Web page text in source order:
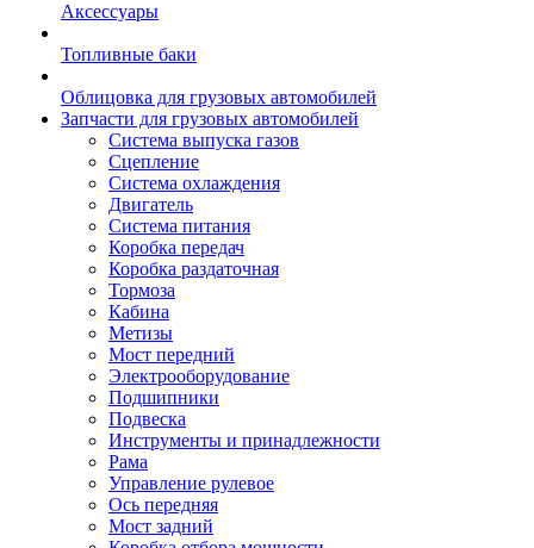
Аксессуары
Топливные баки
Облицовка для грузовых автомобилей
Запчасти для грузовых автомобилей
Система выпуска газов
Сцепление
Система охлаждения
Двигатель
Система питания
Коробка передач
Коробка раздаточная
Тормоза
Кабина
Метизы
Мост передний
Электрооборудование
Подшипники
Подвеска
Инструменты и принадлежности
Рама
Управление рулевое
Ось передняя
Мост задний